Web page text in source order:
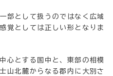
部として扱うのではなく広域
覚としては正しい形となりま
心とする国中と、東部の相模
山北麓からなる郡内に大別さ